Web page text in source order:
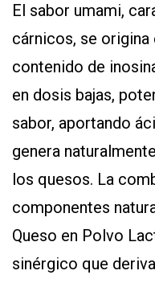
El sabor umami,
cárnicos, se
contenido de
en dosis bajas,
sabor, aportando
genera
los quesos. La
componentes
Queso en Polvo
sinérgico que